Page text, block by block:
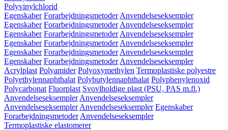
Polyvinylchlorid
Egenskaber Forarbejdningsmetoder Anvendelseseksempler
Egenskaber Forarbejdningsmetoder Anvendelseseksempler
Egenskaber Forarbejdningsmetoder Anvendelseseksempler
Egenskaber Forarbejdningsmetoder Anvendelseseksempler
Egenskaber Forarbejdningsmetoder Anvendelseseksempler
Egenskaber Forarbejdningsmetoder Anvendelseseksempler
Acrylplast Polyamider Polyoxymethylen Termoplastiske polyestre
Polyethylennaphthalat Polybutylennaphthalat Polyphenylenoxid
Polycarbonat Fluorplast Svovlholdige plast (PSU, PAS m.fl.)
Anvendelseseksempler Anvendelseseksempler
Anvendelseseksempler Anvendelseseksempler Egenskaber
Forarbejdningsmetoder Anvendelseseksempler
Termoplastiske elastomerer